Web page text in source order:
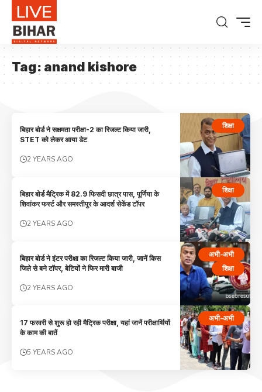
Tag: anand kishore
शिक्षा
बिहार बोर्ड ने सक्षमता परीक्षा-2 का रिजल्ट किया जारी,
STET को लेकर आया डेट
2 YEARS AGO
शिक्षा
बिहार बोर्ड मैट्रिक में 82.9 फिसदी छात्र पास, पूर्णिया के
शिवांकर फर्स्ट और समस्तीपुर के आदर्श सेकेंड टॉपर
2 YEARS AGO
अभी-अभी
शिक्षा
बिहार बोर्ड ने इंटर परीक्षा का रिजल्ट किया जारी, जानें किस
जिले से बने टॉपर, बेटियों ने फिर मारी बाजी
2 YEARS AGO
अभी-अभी
17 फरवरी से शुरू हो रही मैट्रिक परीक्षा, यहां जानें परीक्षार्थियों
के काम की बातें
5 YEARS AGO